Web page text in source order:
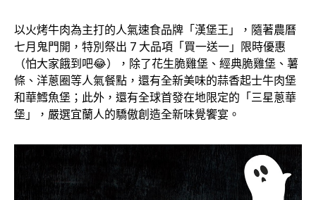
以火烤牛肉為主打的人氣速食品牌「漢堡王」，隨著農曆
七月鬼門開，特別祭出 7 大品項「買一送一」限時優惠
（怕大家餓到吧😂），除了花生脆雞堡、經典脆雞堡、薯
條、洋蔥圈等人氣餐點，還有全新美味的蒜香起士牛肉堡
和華鱈魚堡；此外，還有全球首發在地限定的「三星蔥華
堡」，嚴選宜蘭人的驕傲創造全新味覺饗宴。